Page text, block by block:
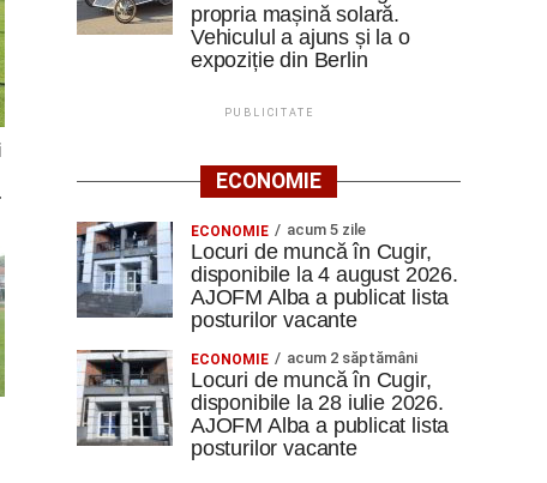
propria mașină solară.
Vehiculul a ajuns și la o
expoziție din Berlin
PUBLICITATE
ECONOMIE
ECONOMIE acum 5 zile
Locuri de muncă în Cugir,
disponibile la 4 august 2026.
AJOFM Alba a publicat lista
posturilor vacante
ECONOMIE acum 2 săptămâni
Locuri de muncă în Cugir,
disponibile la 28 iulie 2026.
AJOFM Alba a publicat lista
posturilor vacante